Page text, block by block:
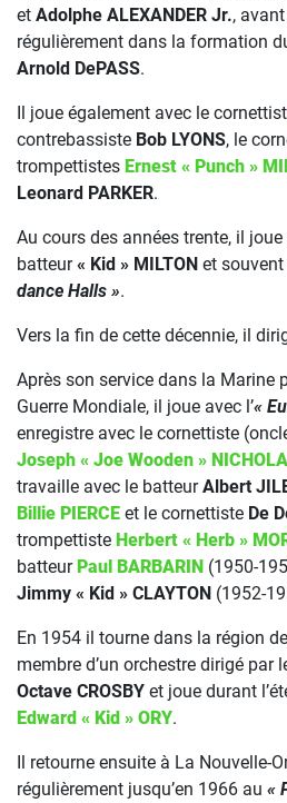
et Adolphe ALEXANDER Jr.,
régulièrement dans la formation
Arnold DePASS.
Il joue également avec le
contrebassiste Bob LYONS, le
trompettistes Ernest « Punch »
Leonard PARKER.
Au cours des années trente, il
batteur« Kid » MILTON et
dance Halls ».
Vers la fin de cette décennie, il
Après son service dans la Marine
Guerre Mondiale, il joue avec l’«
enregistre avec le cornettiste
Joseph « Joe Wooden »
travaille avec le batteurAlbert
Billie PIERCE et le cornettiste De
trompettiste Herbert « Herb »
batteurPaul BARBARIN (1950-
Jimmy « Kid » CLAYTON (1952-
En 1954 il tourne dans la région
membre d’un orchestre dirigé par
Octave CROSBY et joue durant
Edward « Kid » ORY.
Il retourne ensuite à La Nouvelle-
régulièrement jusqu’en 1966 au «